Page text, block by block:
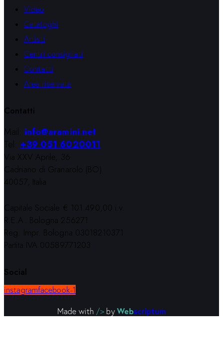
Video
Cataloghi
Artisti
Centri consigliati
Contatti
Area riservata
Contatti
Mail: info@aramini.net
Tel: +39 051 6020011
Via XXV Aprile, 36
Cadriano di Granarolo (BO)
40057, Italia
Capitale Sociale € 101.490,00 i.v.
R.E.A. Bologna 256271
Reg. Impr. Bologna 03018210371
Partita IVA 00589771203
Social
instagramfacebook-1
Made with /> by Webscriptum